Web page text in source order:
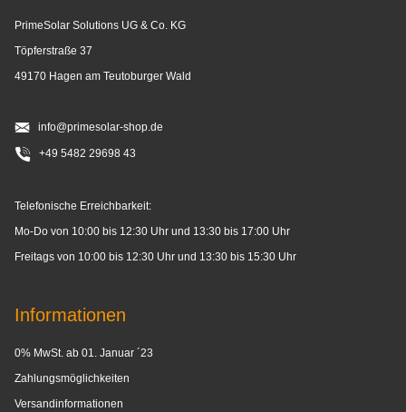
PrimeSolar Solutions UG & Co. KG
Töpferstraße 37
49170 Hagen am Teutoburger Wald
info@primesolar-shop.de
+49 5482 29698 43
Telefonische Erreichbarkeit:
Mo-Do von 10:00 bis 12:30 Uhr und 13:30 bis 17:00 Uhr
Freitags von 10:00 bis 12:30 Uhr und 13:30 bis 15:30 Uhr
Informationen
0% MwSt. ab 01. Januar ´23
Zahlungsmöglichkeiten
Versandinformationen